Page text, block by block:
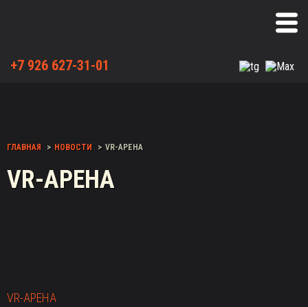
+7 926 627-31-01
ГЛАВНАЯ НОВОСТИ VR-АРЕНА
VR-АРЕНА
VR-АРЕНА